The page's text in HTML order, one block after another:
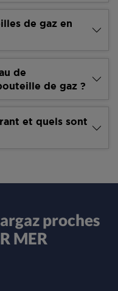
de gaz en
de
de gaz ?
et quels sont
proches
MER